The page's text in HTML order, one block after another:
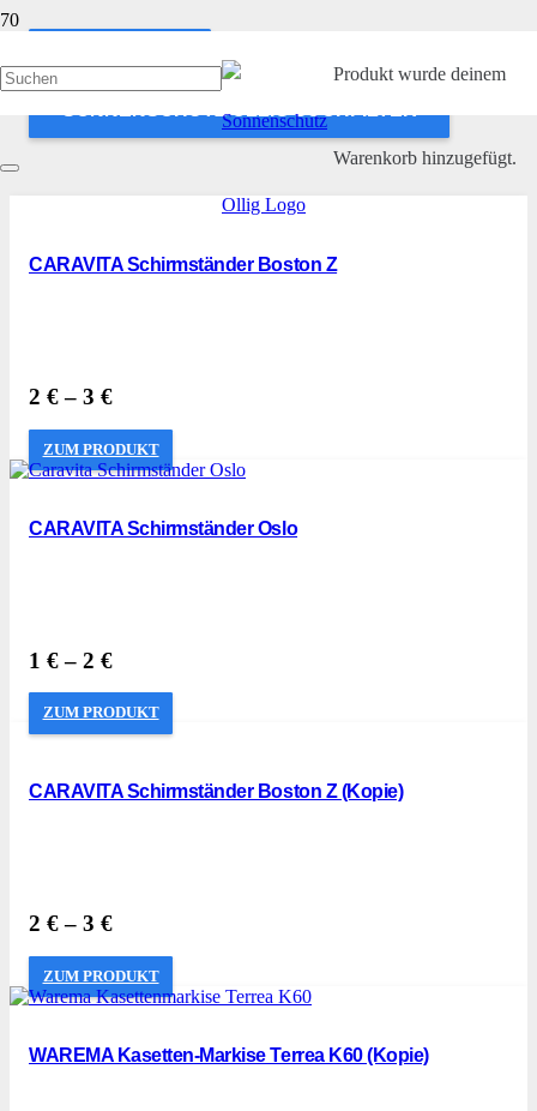
Produktwurde deinem
Warenkorb hinzugefügt.
SONNENSCHUTZ OLLIG SUCHFILTER
CARAVITA Schirmständer Boston Z
2 €– 3 €
ZUM PRODUKT
CARAVITA Schirmständer Oslo
1 €– 2 €
ZUM PRODUKT
CARAVITA Schirmständer Boston Z (Kopie)
2 €– 3 €
ZUM PRODUKT
WAREMA Kasetten-Markise Terrea K60 (Kopie)